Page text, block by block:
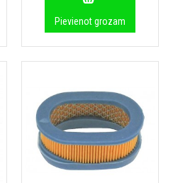
Pievienot grozam